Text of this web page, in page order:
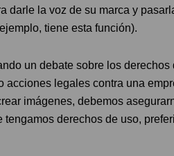
darle la voz de su marca y
tiene esta función).
un debate sobre los
acciones legales contra una
imágenes, debemos
tengamos derechos de uso,